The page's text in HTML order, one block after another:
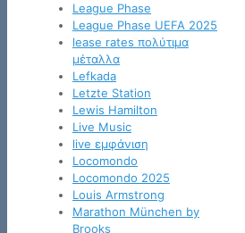
League Phase
League Phase UEFA 2025
lease rates πολύτιμα
μέταλλα
Lefkada
Letzte Station
Lewis Hamilton
Live Music
live εμφάνιση
Locomondo
Locomondo 2025
Louis Armstrong
Marathon München by
Brooks